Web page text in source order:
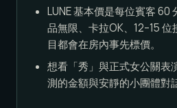
LUNE 基本價是每位賓客 60
品無限、卡拉OK、12–15
目都會在房內事先標價。
想看「秀」與正式女公關表
測的金額與安靜的小團體對